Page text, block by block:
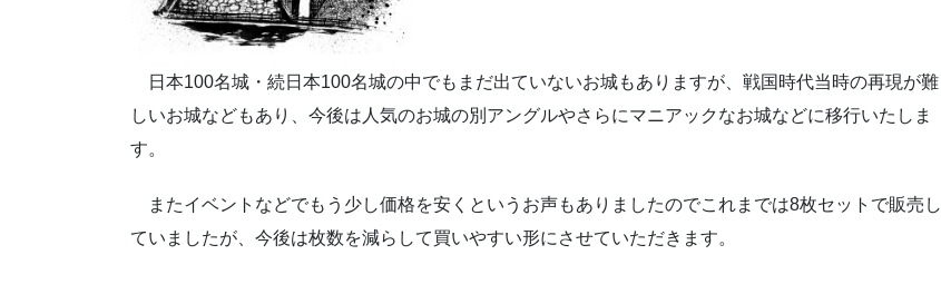
日本100名城・続日本100名城の中でもまだ出ていないお城もありますが、戦国時代当時の再現が難
しいお城などもあり、今後は人気のお城の別アングルやさらにマニアックなお城などに移行いたしま
す。
またイベントなどでもう少し価格を安くというお声もありましたのでこれまでは8枚セットで販売し
ていましたが、今後は枚数を減らして買いやすい形にさせていただきます。